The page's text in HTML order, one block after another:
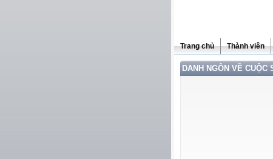
Trang chủ Thành viên
DANH NGÔN VỀ CUỘC